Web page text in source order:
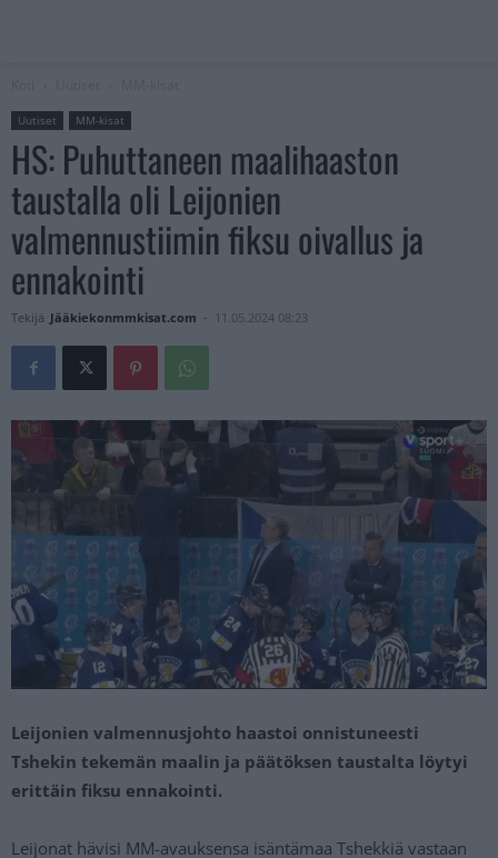
Uutiset MM-kisat
HS: Puhuttaneen maalihaaston
taustalla oli Leijonien
valmennustiimin fiksu oivallus ja
ennakointi
Tekijä Jääkiekonmmkisat.com - 11.05.2024 08:23
Leijonien valmennusjohto haastoi onnistuneesti
Tshekin tekemän maalin ja päätöksen taustalta löytyi
erittäin fiksu ennakointi.
Leijonat hävisi MM-avauksensa isäntämaa Tshekkiä vastaan